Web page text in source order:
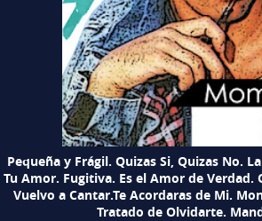
Pequeña y Frágil. Quizas Si, Quizas No.
Tu Amor. Fugitiva. Es el Amor de Verdad.
Vuelvo a Cantar.Te Acordaras de Mi.
Tratado de Olvidarte.